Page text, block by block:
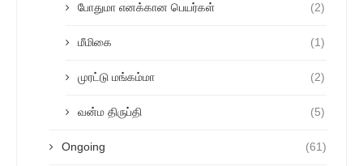
போதுமா எனக்கான பெயர்கள் (2)
மீமிகை (1)
முரட்டு மங்கம்மா (2)
வன்ம திருப்தி (5)
Ongoing (61)